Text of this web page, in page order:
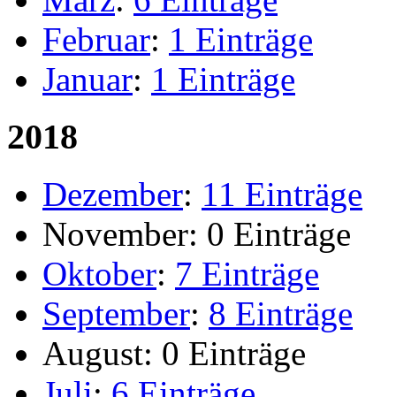
Februar: 1 Einträge
Januar: 1 Einträge
2018
Dezember: 11 Einträge
November: 0 Einträge
Oktober: 7 Einträge
September: 8 Einträge
August: 0 Einträge